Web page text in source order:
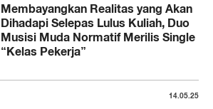
Membayangkan Realitas yang Akan
Dihadapi Selepas Lulus Kuliah, Duo
Musisi Muda Normatif Merilis Single
“Kelas Pekerja”
14.05.25